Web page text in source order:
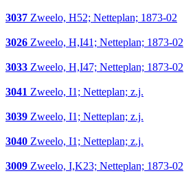
3037 Zweelo, H52; Netteplan; 1873-02
3026 Zweelo, H,I41; Netteplan; 1873-02
3033 Zweelo, H,I47; Netteplan; 1873-02
3041 Zweelo, I1; Netteplan; z.j.
3039 Zweelo, I1; Netteplan; z.j.
3040 Zweelo, I1; Netteplan; z.j.
3009 Zweelo, I,K23; Netteplan; 1873-02